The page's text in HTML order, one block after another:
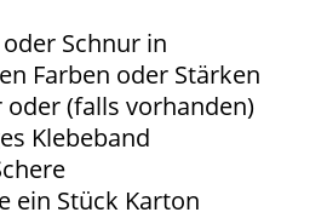
Schnur in
Farben oder Stärken
oder (falls vorhanden)
Klebeband
ein Stück Karton